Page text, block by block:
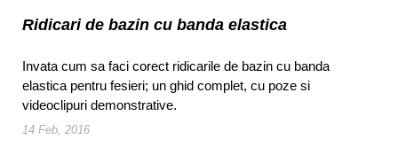
Ridicari de bazin cu banda elastica
Invata cum sa faci corect ridicarile de bazin cu banda
elastica pentru fesieri; un ghid complet, cu poze si
videoclipuri demonstrative.
14 Feb, 2016